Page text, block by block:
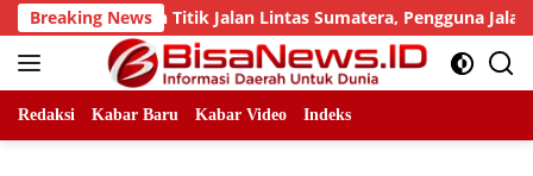
Skip
to
content
Breaking News
Sejumlah Titik Jalan Lintas Sumatera, Pengguna Jalan
Redaksi Kabar Baru Kabar Video Indeks